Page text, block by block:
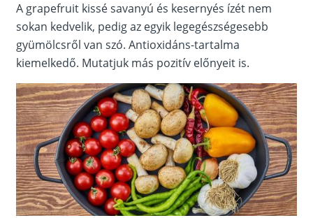
A grapefruit kissé savanyú és kesernyés ízét nem
sokan kedvelik, pedig az egyik legegészségesebb
gyümölcsről van szó. Antioxidáns-tartalma
kiemelkedő. Mutatjuk más pozitív előnyeit is.